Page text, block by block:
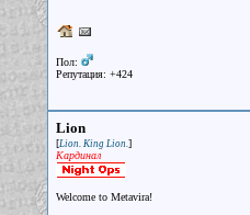
Пол:
Репутация: +424
Lion
[Lion. King Lion.]
Кардинал
Welcome to Metavira!